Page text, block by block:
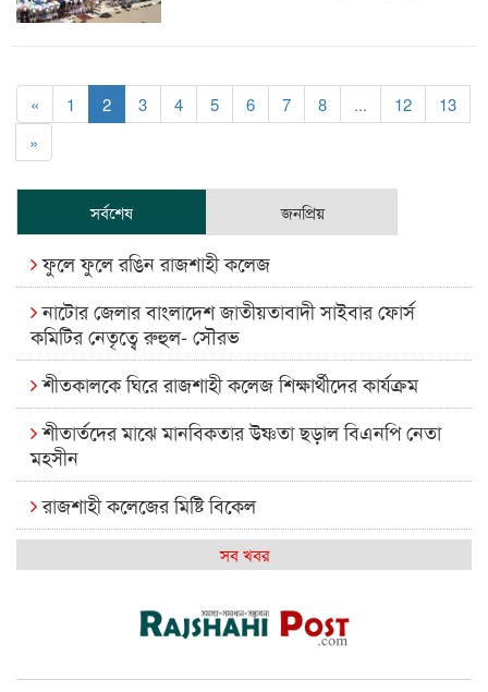
« 1 2 3 4 5 6 7 8 ... 12
13
»
সর্বশেষ জনপ্রিয়
ফুলে ফুলে রঙিন রাজশাহী কলেজ
নাটোর জেলার বাংলাদেশ জাতীয়তাবাদী সাইবার ফোর্স
কমিটির নেতৃত্বে রুহুল- সৌরভ
শীতকালকে ঘিরে রাজশাহী কলেজ শিক্ষার্থীদের কার্যক্রম
শীতার্তদের মাঝে মানবিকতার উষ্ণতা ছড়াল বিএনপি নেতা
মহসীন
রাজশাহী কলেজের মিষ্টি বিকেল
কেমন আছে আমাদের দেশের মধ্যবিত্তরা
রাজশাইন একাডেমির ফল প্রকাশ ও পুরস্কার বিতরণ
সব খবর